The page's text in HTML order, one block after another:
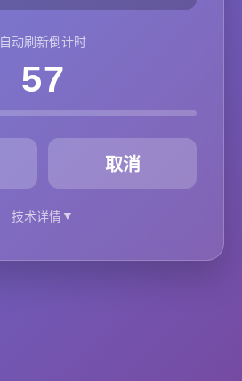
自动刷新倒计时
57
取消
技术详情▼